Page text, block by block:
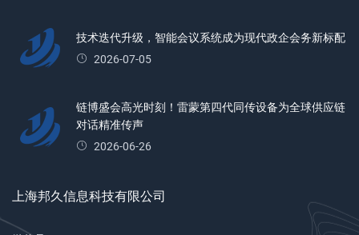
技术迭代升级，智能会议系统成为现代政企会务新标配
2026-07-05
链博盛会高光时刻！雷蒙第四代同传设备为全球供应链
对话精准传声
2026-06-26
上海邦久信息科技有限公司